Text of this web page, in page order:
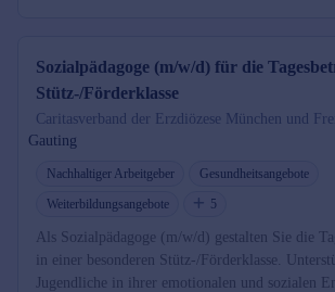
Sozialpädagoge (m/w/d) für die
Stütz-/Förderklasse
Caritasverband der Erzdiözese München und
Gauting
Nachhaltiger Arbeitgeber
Gesundheitsangebote
Weiterbildungsangebote
5
Als Sozialpädagoge (m/w/d) gestalten Sie die
in einer besonderen Stütz-/Förderklasse.
Jugendliche in ihrer emotionalen und sozialen